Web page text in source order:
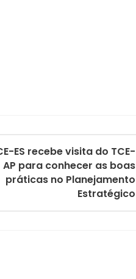
ES recebe visita do TCE-
AP para conhecer as boas
práticas no Planejamento
Estratégico